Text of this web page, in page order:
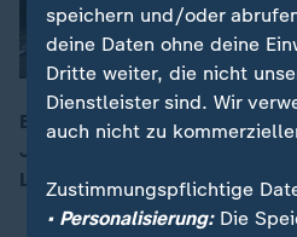
Es ist Norwegens
Jahren wurde im Eistal bei
Leiche einer Frau gefunden.
speichern und/oder
deine Daten ohne deine
Dritte weiter, die nicht
Dienstleister sind. Wir
auch nicht zu
Zustimmungspflichtige
• Personalisierung:Die